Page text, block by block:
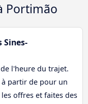
Portimão
Sines-
l'heure du trajet.
partir de pour un
offres et faites des